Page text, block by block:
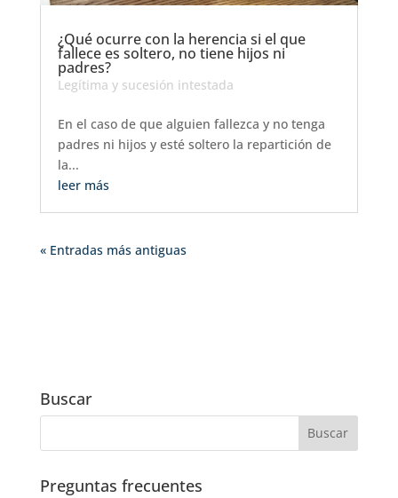
¿Qué ocurre con la herencia si el que
fallece es soltero, no tiene hijos ni
padres?
Legítima y sucesión intestada
En el caso de que alguien fallezca y no tenga
padres ni hijos y esté soltero la repartición de
la...
leer más
« Entradas más antiguas
Buscar
Preguntas frecuentes